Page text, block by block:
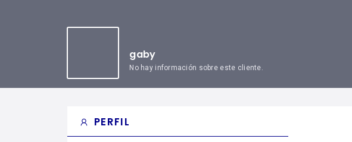
gaby
No hay información sobre este cliente.
PERFIL